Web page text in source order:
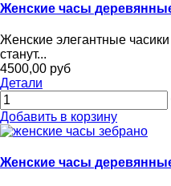
Женские часы
Женские элегантные
станут...
4500,00 руб
Детали
Добавить в корзину
Женские часы